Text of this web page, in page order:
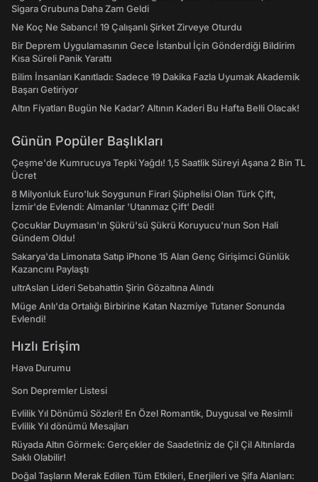
Sigara Grubuna Daha Zam Geldi
Ne Koç Ne Sabancı! 19 Çalışanlı Şirket Zirveye Oturdu
Bir Deprem Uygulamasının Gece İstanbul İçin Gönderdiği Bildirim
Kısa Süreli Panik Yarattı
Bilim İnsanları Kanıtladı: Sadece 19 Dakika Fazla Uyumak Akademik
Başarı Getiriyor
Altın Fiyatları Bugün Ne Kadar? Altının Kaderi Bu Hafta Belli Olacak!
Günün Popüler Başlıkları
Çeşme'de Kumrucuya Tepki Yağdı! 1,5 Saatlik Süreyi Aşana 2 Bin TL
Ücret
8 Milyonluk Euro'luk Soygunun Firari Şüphelisi Olan Türk Çift,
İzmir'de Evlendi: Almanlar 'Utanmaz Çift' Dedi!
Çocuklar Duymasın'ın Şükrü'sü Şükrü Koruyucu'nun Son Hali
Gündem Oldu!
Sakarya'da Limonata Satıp iPhone 15 Alan Genç Girişimci Günlük
Kazancını Paylaştı
ultrAslan Lideri Sebahattin Şirin Gözaltına Alındı
Müge Anlı'da Ortalığı Birbirine Katan Nazmiye Tutaner Sonunda
Evlendi!
Hızlı Erişim
Hava Durumu
Son Depremler Listesi
Evlilik Yıl Dönümü Sözleri! En Özel Romantik, Duygusal ve Resimli
Evlilik Yıl dönümü Mesajları
Rüyada Altın Görmek: Gerçekler de Saadetiniz de Çil Çil Altınlarda
Saklı Olabilir!
Doğal Taşların Merak Edilen Tüm Etkileri, Enerjileri ve Şifa Alanları: